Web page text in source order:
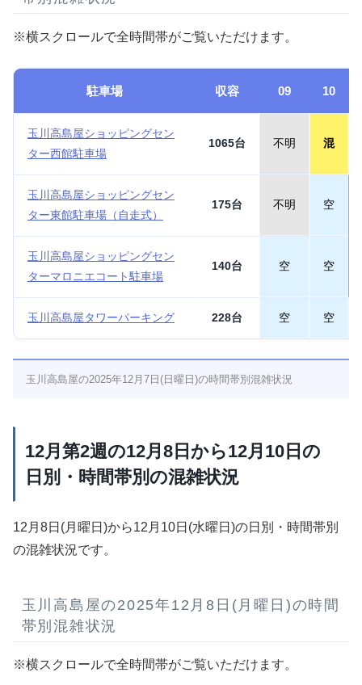
※横スクロールで全時間帯がご覧いただけます。
駐車場 収容 09 10
玉川高島屋ショッピングセン
ター西館駐車場
1065台 不明 混
玉川高島屋ショッピングセン
ター東館駐車場（自走式）
175台 不明 空
玉川高島屋ショッピングセン
ターマロニエコート駐車場
140台 空 空
玉川高島屋タワーパーキング 228台 空 空
玉川高島屋の2025年12月7日(日曜日)の時間帯別混雑状況
12月第2週の12月8日から12月10日の
日別・時間帯別の混雑状況
12月8日(月曜日)から12月10日(水曜日)の日別・時間帯別
の混雑状況です。
玉川高島屋の2025年12月8日(月曜日)の時間
帯別混雑状況
※横スクロールで全時間帯がご覧いただけます。